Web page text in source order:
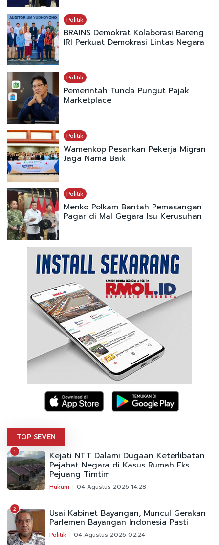
Politik
BRAINS Demokrat Kolaborasi Bareng
IRI Perkuat Demokrasi Lintas Negara
Politik
Pemerintah Tunda Pungut Pajak
Marketplace
Politik
Wamenkop Pesankan Pekerja Migran
Jaga Nama Baik
Politik
Menko Polkam Bantah Pemasangan
Pagar di Mal Gegara Isu Kerusuhan
TOP SEVEN
1 Kejati NTT Dalami Dugaan Keterlibatan
Pejabat Negara di Kasus Rumah Eks
Pejuang Timtim
Hukum 04 Agustus 2026 14:28
2 Usai Kabinet Bayangan, Muncul Gerakan
Parlemen Bayangan Indonesia Pasti
Politik 04 Agustus 2026 02:24